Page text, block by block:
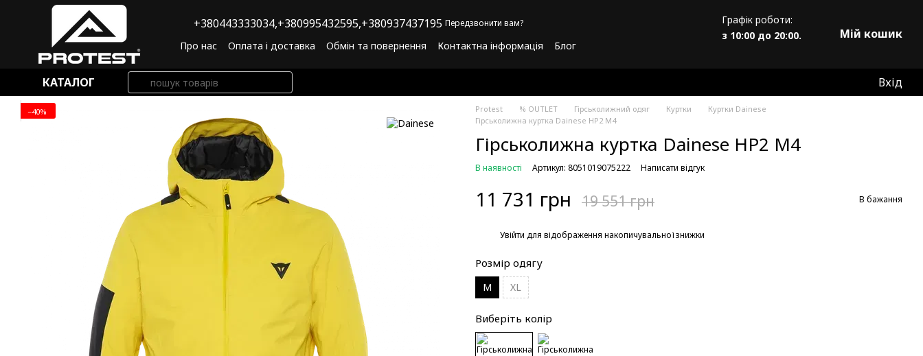
Перейти до основного контенту
+380443333034,+380995432595,+380937437195 Передзвонити вам?
Про нас Оплата і доставка Обмін та повернення Контактна інформація
Блог
Графік роботи:
з 10:00 до 20:00.
Мій кошик
КАТАЛОГ Вхід
−40% Protest % OUTLET Гірськолижний одяг Куртки
Куртки Dainese
Гірськолижна куртка Dainese HP2 M4
Гірськолижна куртка Dainese HP2 M4
В наявності Артикул: 8051019075222 Написати відгук
11 731 грн 19 551 грн В бажання
Увійти для відображення накопичувальної знижки
Розмір одягу
M XL
Виберіть колір